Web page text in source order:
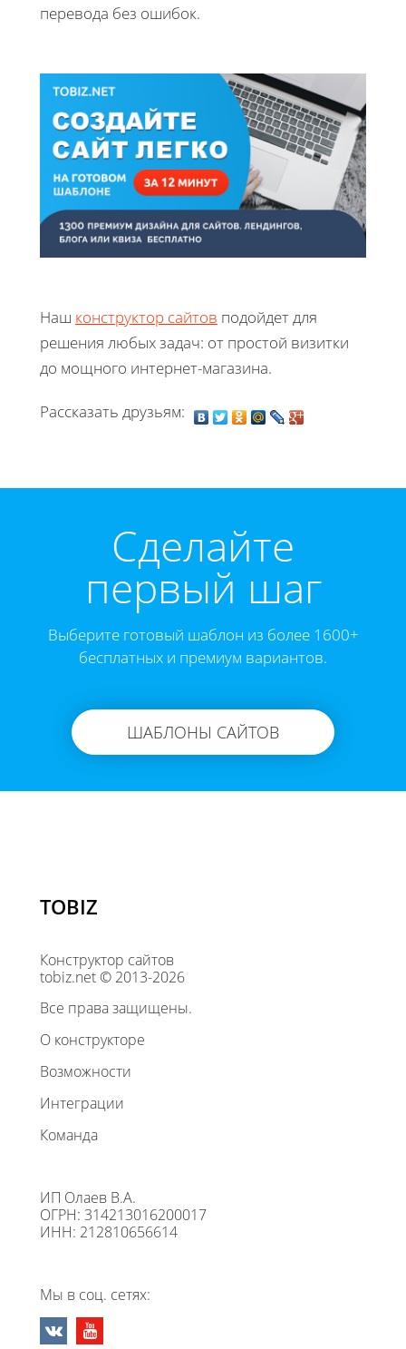
перевода без ошибок.
Наш конструктор сайтов подойдет для
решения любых задач: от простой визитки
до мощного интернет-магазина.
Рассказать друзьям:
Cделайте
первый шаг
Выберите готовый шаблон из более 1600+
бесплатных и премиум вариантов.
ШАБЛОНЫ САЙТОВ
TOBIZ
Конструктор сайтов
tobiz.net © 2013-2026
Все права защищены.
О конструкторе
Возможности
Интеграции
Команда
ИП Олаев В.А.
ОГРН: 314213016200017
ИНН: 212810656614
Мы в соц. сетях: